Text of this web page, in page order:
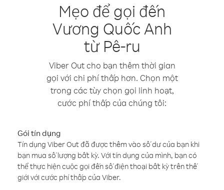
Mẹo để gọi đến
Vương Quốc Anh
từ Pê-ru
Viber Out cho bạn thêm thời gian
gọi với chi phí thấp hơn. Chọn một
trong các tùy chọn gọi linh hoạt,
cước phí thấp của chúng tôi:
Gói tín dụng
Tín dụng Viber Out đã được thêm vào số dư của bạn khi
bạn mua số lượng bất kỳ. Với tín dụng của mình, bạn có
thể thực hiện cuộc gọi đến số điện thoại bất kỳ trên thế
giới với cước phí thấp của Viber.